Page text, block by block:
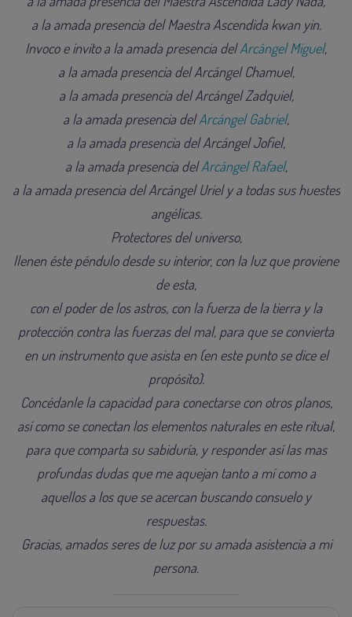
a la amada presencia del Maestra Ascendida kwan yin.
Invoco e invito a la amada presencia delArcángel Miguel,
a la amada presencia del Arcángel Chamuel,
a la amada presencia del Arcángel Zadquiel,
a la amada presencia delArcángel Gabriel,
a la amada presencia del Arcángel Jofiel,
a la amada presencia delArcángel Rafael,
a la amada presencia del Arcángel Uriel y a todas sus huestes
angélicas.
Protectores del universo,
llenen éste péndulo desde su interior, con la luz que proviene
de esta,
con el poder de los astros, con la fuerza de la tierra y la
protección contra las fuerzas del mal, para que se convierta
en un instrumento que asista en (en este punto se dice el
propósito).
Concédanle la capacidad para conectarse con otros planos,
así como se conectan los elementos naturales en este ritual,
para que comparta su sabiduría, y responder así las mas
profundas dudas que me aquejan tanto a mí como a
aquellos a los que se acercan buscando consuelo y
respuestas.
Gracias, amados seres de luz por su amada asistencia a mi
persona.